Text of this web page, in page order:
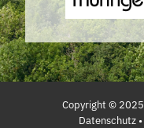
Copyright © 2025
Datenschutz•